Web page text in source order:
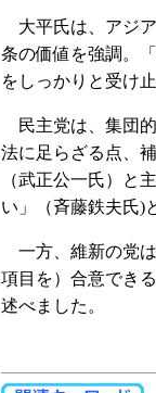
大平氏は、アジア
条の価値を強調。
をしっかりと受け
民主党は、集団
法に足らざる点、
（武正公一氏）と
い」（斉藤鉄夫氏)
一方、維新の党
項目を）合意でき
述べました。